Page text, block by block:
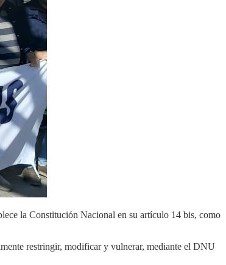
la Constitución Nacional en su artículo 14 bis, como
restringir, modificar y vulnerar, mediante el DNU